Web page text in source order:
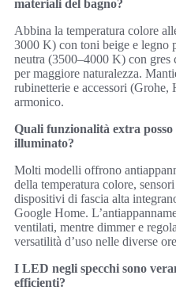
materiali del bagno?
Abbina la temperatura colore
3000 K) con toni beige e legno
neutra (3500–4000 K) con gres
per maggiore naturalezza.
rubinetterie e accessori (Grohe,
armonico.
Quali funzionalità extra posso
illuminato?
Molti modelli offrono
della temperatura colore,
dispositivi di fascia alta
Google Home.
ventilati, mentre dimmer e
versatilità d’uso nelle diverse
I LED negli specchi sono
efficienti?